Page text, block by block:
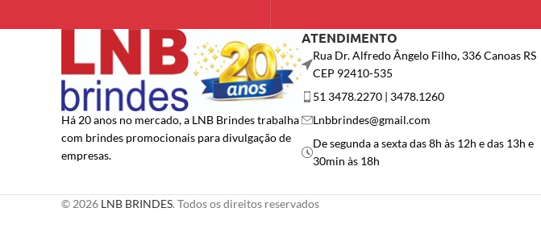
Há 20 anos no mercado, a LNB Brindes trabalha
com brindes promocionais para divulgação de
empresas.
ATENDIMENTO
Rua Dr. Alfredo Ângelo Filho, 336 Canoas RS
CEP 92410-535
51 3478.2270 | 3478.1260
Lnbbrindes@gmail.com
De segunda a sexta das 8h às 12h e das 13h e
30min às 18h
© 2026 LNB BRINDES. Todos os direitos reservados